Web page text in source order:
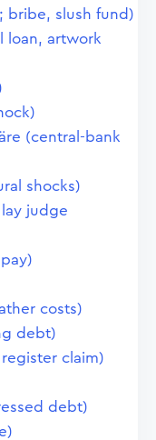
bribe, slush fund)
loan, artwork
(central-bank
shocks)
judge
costs)
debt)
claim)
debt)